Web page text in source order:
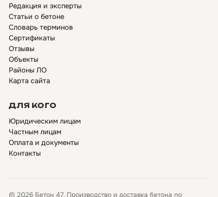
Редакция и эксперты
Статьи о бетоне
Словарь терминов
Сертификаты
Отзывы
Объекты
Районы ЛО
Карта сайта
ДЛЯ КОГО
Юридическим лицам
Частным лицам
Оплата и документы
Контакты
© 2026 Бетон 47. Производство и доставка бетона по